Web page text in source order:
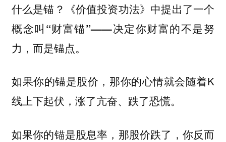
什么是锚？《价值投资功法》中提出了一个
概念叫 “财富锚”——决定你财富的不是努
力，而是锚点。
如果你的锚是股价，那你的心情就会随着K
线上下起伏，涨了亢奋、跌了恐慌。
如果你的锚是股息率，那股价跌了，你反而